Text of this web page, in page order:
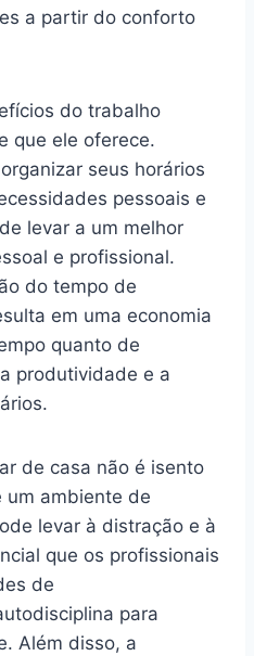
a partir do conforto
do trabalho
que ele oferece.
seus horários
pessoais e
levar a um melhor
e profissional.
do tempo de
em uma economia
quanto de
produtividade e a
de casa não é isento
ambiente de
levar à distração e à
que os profissionais
de
para
Além disso, a